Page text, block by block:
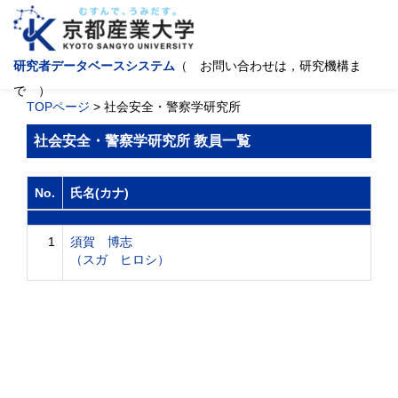
研究者データベースシステム （ お問い合わせは，研究機構ま
で ）
TOPページ > 社会安全・警察学研究所
社会安全・警察学研究所 教員一覧
No. 氏名(カナ)
1
須賀 博志
（スガ ヒロシ）